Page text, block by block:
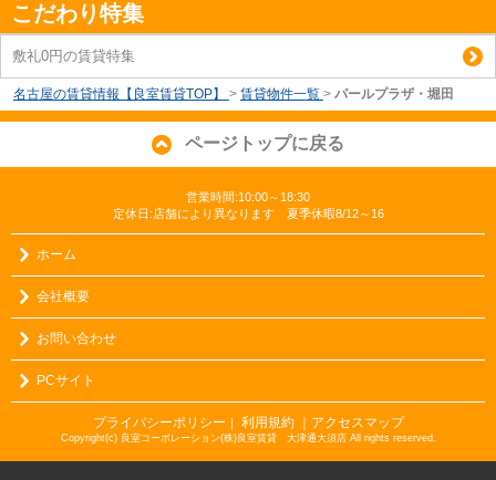
こだわり特集
敷礼0円の賃貸特集
名古屋の賃貸情報【良室賃貸TOP】 > 賃貸物件一覧 > パールプラザ・堀田
ページトップに戻る
営業時間:10:00～18:30
定休日:店舗により異なります 夏季休暇8/12～16
ホーム
会社概要
お問い合わせ
PCサイト
プライバシーポリシー 利用規約 ｜アクセスマップ
Copyright(c) 良室コーポレーション(株)良室賃貸 大津通大須店 All rights reserved.